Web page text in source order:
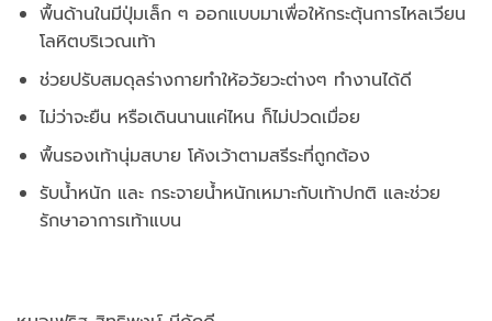
พื้นด้านในมีปุ่มเล็ก ๆ ออกแบบมาเพื่อให้กระตุ้นการไหลเวียน
โลหิตบริเวณเท้า
ช่วยปรับสมดุลร่างกายทำให้อวัยวะต่างๆ ทำงานได้ดี
ไม่ว่าจะยืน หรือเดินนานแค่ไหน ก็ไม่ปวดเมื่อย
พื้นรองเท้านุ่มสบาย โค้งเว้าตามสรีระที่ถูกต้อง
รับน้ำหนัก และ กระจายน้ำหนักเหมาะกับเท้าปกติ และช่วย
รักษาอาการเท้าแบน